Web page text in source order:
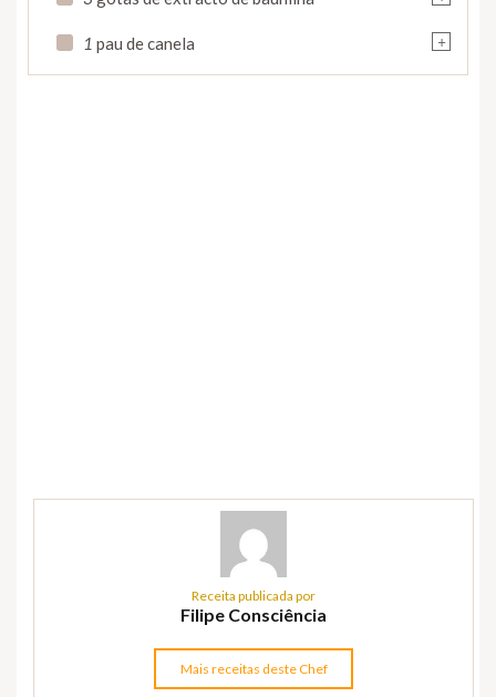
+
1 pau de canela
Receita publicada por
Filipe Consciência
Mais receitas deste Chef